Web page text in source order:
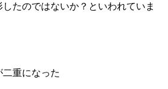
たのではないか？といわれていま
重になった